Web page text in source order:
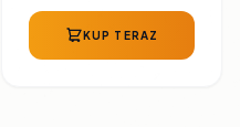
KUP TERAZ